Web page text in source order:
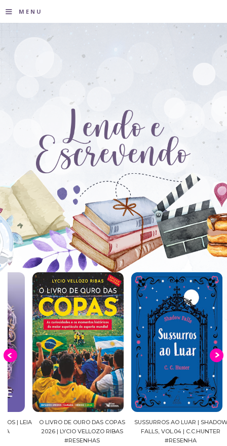
≡ MENU
O LIVRO DE OURO DAS COPAS
2026 | LYCIO VELLOZO RIBAS
#RESENHAS
SUSSURROS AO LUAR | SHADOW
FALLS, VOL.04 | C.C.HUNTER
#RESENHA